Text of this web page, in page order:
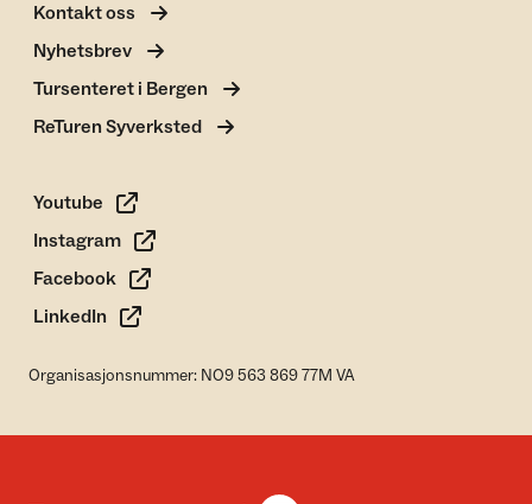
Kontakt oss
Nyhetsbrev
Tursenteret i Bergen
ReTuren Syverksted
Youtube
Instagram
Facebook
LinkedIn
Organisasjonsnummer: NO9 563 869 77M VA